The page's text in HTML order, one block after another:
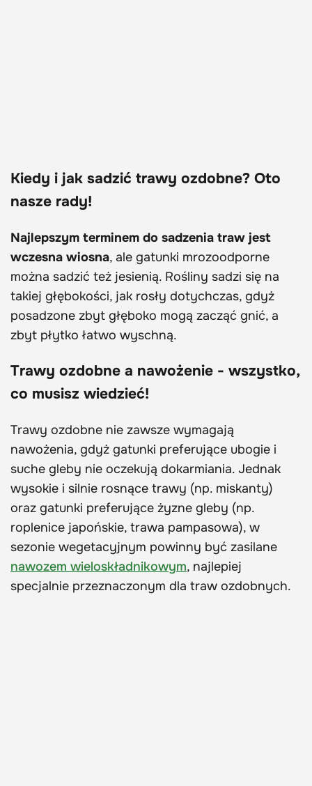
Kiedy i jak sadzić trawy ozdobne? Oto
nasze rady!
Najlepszym terminem do sadzenia traw jest
wczesna wiosna, ale gatunki mrozoodporne
można sadzić też jesienią. Rośliny sadzi się na
takiej głębokości, jak rosły dotychczas, gdyż
posadzone zbyt głęboko mogą zacząć gnić, a
zbyt płytko łatwo wyschną.
Trawy ozdobne a nawożenie - wszystko,
co musisz wiedzieć!
Trawy ozdobne nie zawsze wymagają
nawożenia, gdyż gatunki preferujące ubogie i
suche gleby nie oczekują dokarmiania. Jednak
wysokie i silnie rosnące trawy (np. miskanty)
oraz gatunki preferujące żyzne gleby (np.
roplenice japońskie, trawa pampasowa), w
sezonie wegetacyjnym powinny być zasilane
nawozem wieloskładnikowym, najlepiej
specjalnie przeznaczonym dla traw ozdobnych.